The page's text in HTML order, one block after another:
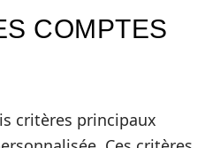
COMPTES
critères principaux